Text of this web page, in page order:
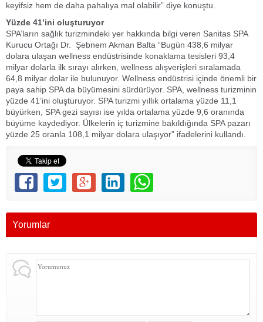
keyifsiz hem de daha pahalıya mal olabilir” diye konuştu.
Yüzde 41’ini oluşturuyor
SPA’ların sağlık turizmindeki yer hakkında bilgi veren Sanitas SPA
Kurucu Ortağı Dr. Şebnem Akman Balta “Bugün 438,6 milyar
dolara ulaşan wellness endüstrisinde konaklama tesisleri 93,4
milyar dolarla ilk sırayı alırken, wellness alışverişleri sıralamada
64,8 milyar dolar ile bulunuyor. Wellness endüstrisi içinde önemli bir
paya sahip SPA da büyümesini sürdürüyor. SPA, wellness turizminin
yüzde 41’ini oluşturuyor. SPA turizmi yıllık ortalama yüzde 11,1
büyürken, SPA gezi sayısı ise yılda ortalama yüzde 9,6 oranında
büyüme kaydediyor. Ülkelerin iç turizmine bakıldığında SPA pazarı
yüzde 25 oranla 108,1 milyar dolara ulaşıyor” ifadelerini kullandı.
Yorumlar